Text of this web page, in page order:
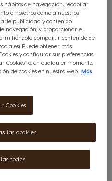
x96
Icono Cápsula
lleno de sabor
Regular Price
€
ofertas o descuentos
hábitos de navegación, recopilar
a nosotros como a nuestros
publicidad y contenido
navegación, y proporcionarle
compartir contenido de
Puede obtener más
y configurar sus preferencias
Cookies” o, en cualquier momento,
de cookies en nuestra web. Más
Cookies
todas
las cookies